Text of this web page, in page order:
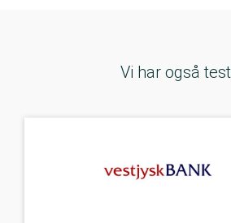
Vi har også